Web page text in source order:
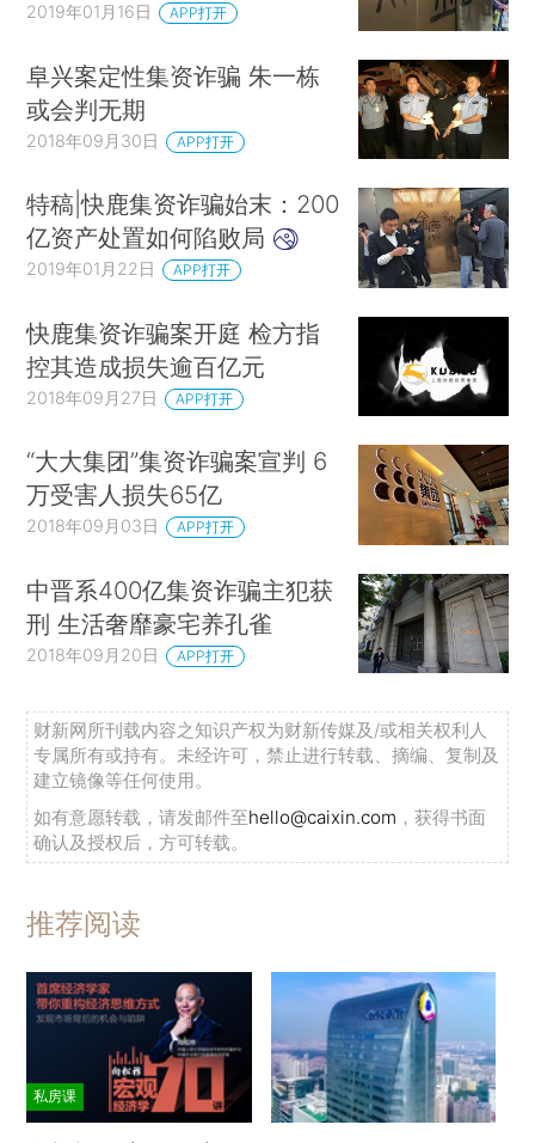
2019年01月16日 APP打开
阜兴案定性集资诈骗 朱一栋
或会判无期
2018年09月30日 APP打开
特稿|快鹿集资诈骗始末：200
亿资产处置如何陷败局
2019年01月22日 APP打开
快鹿集资诈骗案开庭 检方指
控其造成损失逾百亿元
2018年09月27日 APP打开
“大大集团”集资诈骗案宣判 6
万受害人损失65亿
2018年09月03日 APP打开
中晋系400亿集资诈骗主犯获
刑 生活奢靡豪宅养孔雀
2018年09月20日 APP打开
财新网所刊载内容之知识产权为财新传媒及/或相关权利人
专属所有或持有。未经许可，禁止进行转载、摘编、复制及
建立镜像等任何使用。
如有意愿转载，请发邮件至hello@caixin.com ，获得书面
确认及授权后，方可转载。
推荐阅读
私房课